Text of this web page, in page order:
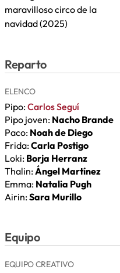
Reparto
ELENCO
Pipo:Carlos Seguí
Pipo joven: Nacho Brande
Paco: Noah de Diego
Frida:Carla Postigo
Loki: Borja Herranz
Thalin:Ángel Martínez
Emma: Natalia Pugh
Airin:Sara Murillo
Equipo
EQUIPO CREATIVO